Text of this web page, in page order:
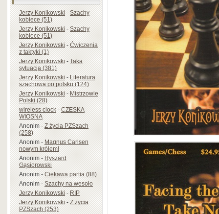
Jerzy Konikowski-Szachy
kobiece (51)
Jerzy Konikowski-Szachy
kobiece (51)
Jerzy Konikowski-Ćwiczenia
z taktyki (1)
Jerzy Konikowski-Taka
sytuacja (381)
Jerzy Konikowski-Literatura
szachowa po polsku (124)
Jerzy Konikowski-Mistrzowie
Polski (28)
wireless clock-CZESKA
WIOSNA
Anonim-Z życia PZSzach
(258)
Anonim-Magnus Carlsen
nowym królem!
Anonim-Ryszard
Gąsiorowski
Anonim-Ciekawa partia (88)
Anonim-Szachy na wesoło
Jerzy Konikowski-RIP
Jerzy Konikowski-Z życia
PZSzach (253)